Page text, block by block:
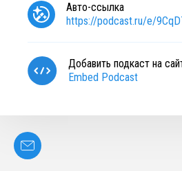
Авто-ссылка
https://podcast.ru/e/
Добавить подкаст на
Embed Podcast